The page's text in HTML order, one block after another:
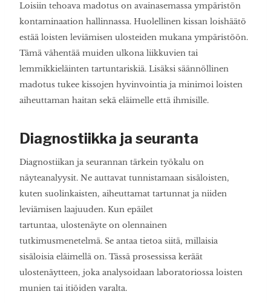
Loisiin tehoava madotus on avainasemassa ympäristön
kontaminaation hallinnassa. Huolellinen kissan loishäätö
estää loisten leviämisen ulosteiden mukana ympäristöön.
Tämä vähentää muiden ulkona liikkuvien tai
lemmikkieläinten tartuntariskiä. Lisäksi säännöllinen
madotus tukee kissojen hyvinvointia ja minimoi loisten
aiheuttaman haitan sekä eläimelle että ihmisille.
Diagnostiikka ja seuranta
Diagnostiikan ja seurannan tärkein työkalu on
näyteanalyysit. Ne auttavat tunnistamaan sisäloisten,
kuten suolinkaisten, aiheuttamat tartunnat ja niiden
leviämisen laajuuden. Kun epäilet
tartuntaa, ulostenäyte on olennainen
tutkimusmenetelmä. Se antaa tietoa siitä, millaisia
sisäloisia eläimellä on. Tässä prosessissa keräät
ulostenäytteen, joka analysoidaan laboratoriossa loisten
munien tai itiöiden varalta.